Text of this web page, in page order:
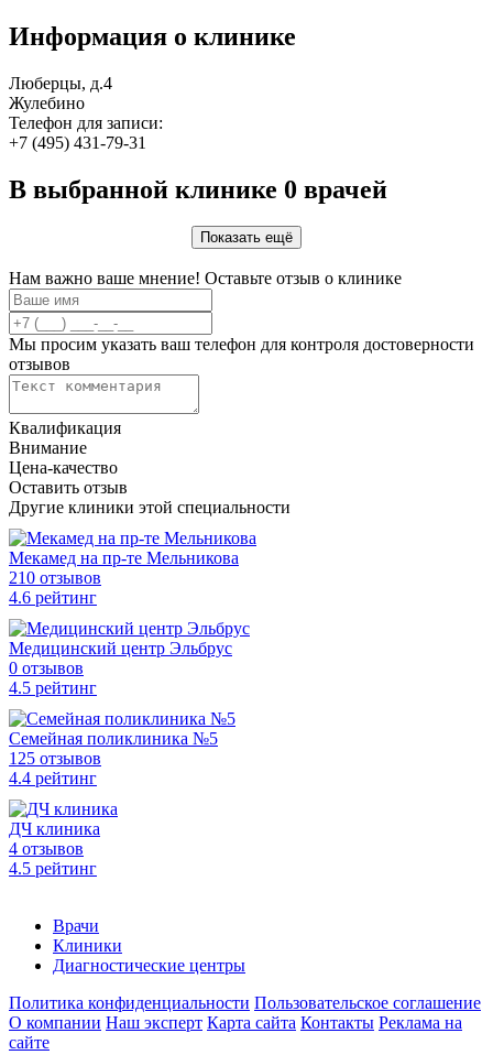
Информация о клинике
Люберцы, д.4
Жулебино
Телефон для записи:
+7 (495) 431-79-31
В выбранной клинике 0 врачей
Показать ещё
Нам важно ваше мнение! Оставьте отзыв о клинике
Мы просим указать ваш телефон для контроля достоверности
отзывов
Квалификация
Внимание
Цена-качество
Оставить отзыв
Другие клиники этой специальности
Мекамед на пр-те Мельникова
210 отзывов
4.6 рейтинг
Медицинский центр Эльбрус
0 отзывов
4.5 рейтинг
Семейная поликлиника №5
125 отзывов
4.4 рейтинг
ДЧ клиника
4 отзывов
4.5 рейтинг
Врачи
Клиники
Диагностические центры
Политика конфиденциальности Пользовательское соглашение
О компании Наш эксперт Карта сайта Контакты Реклама на
сайте